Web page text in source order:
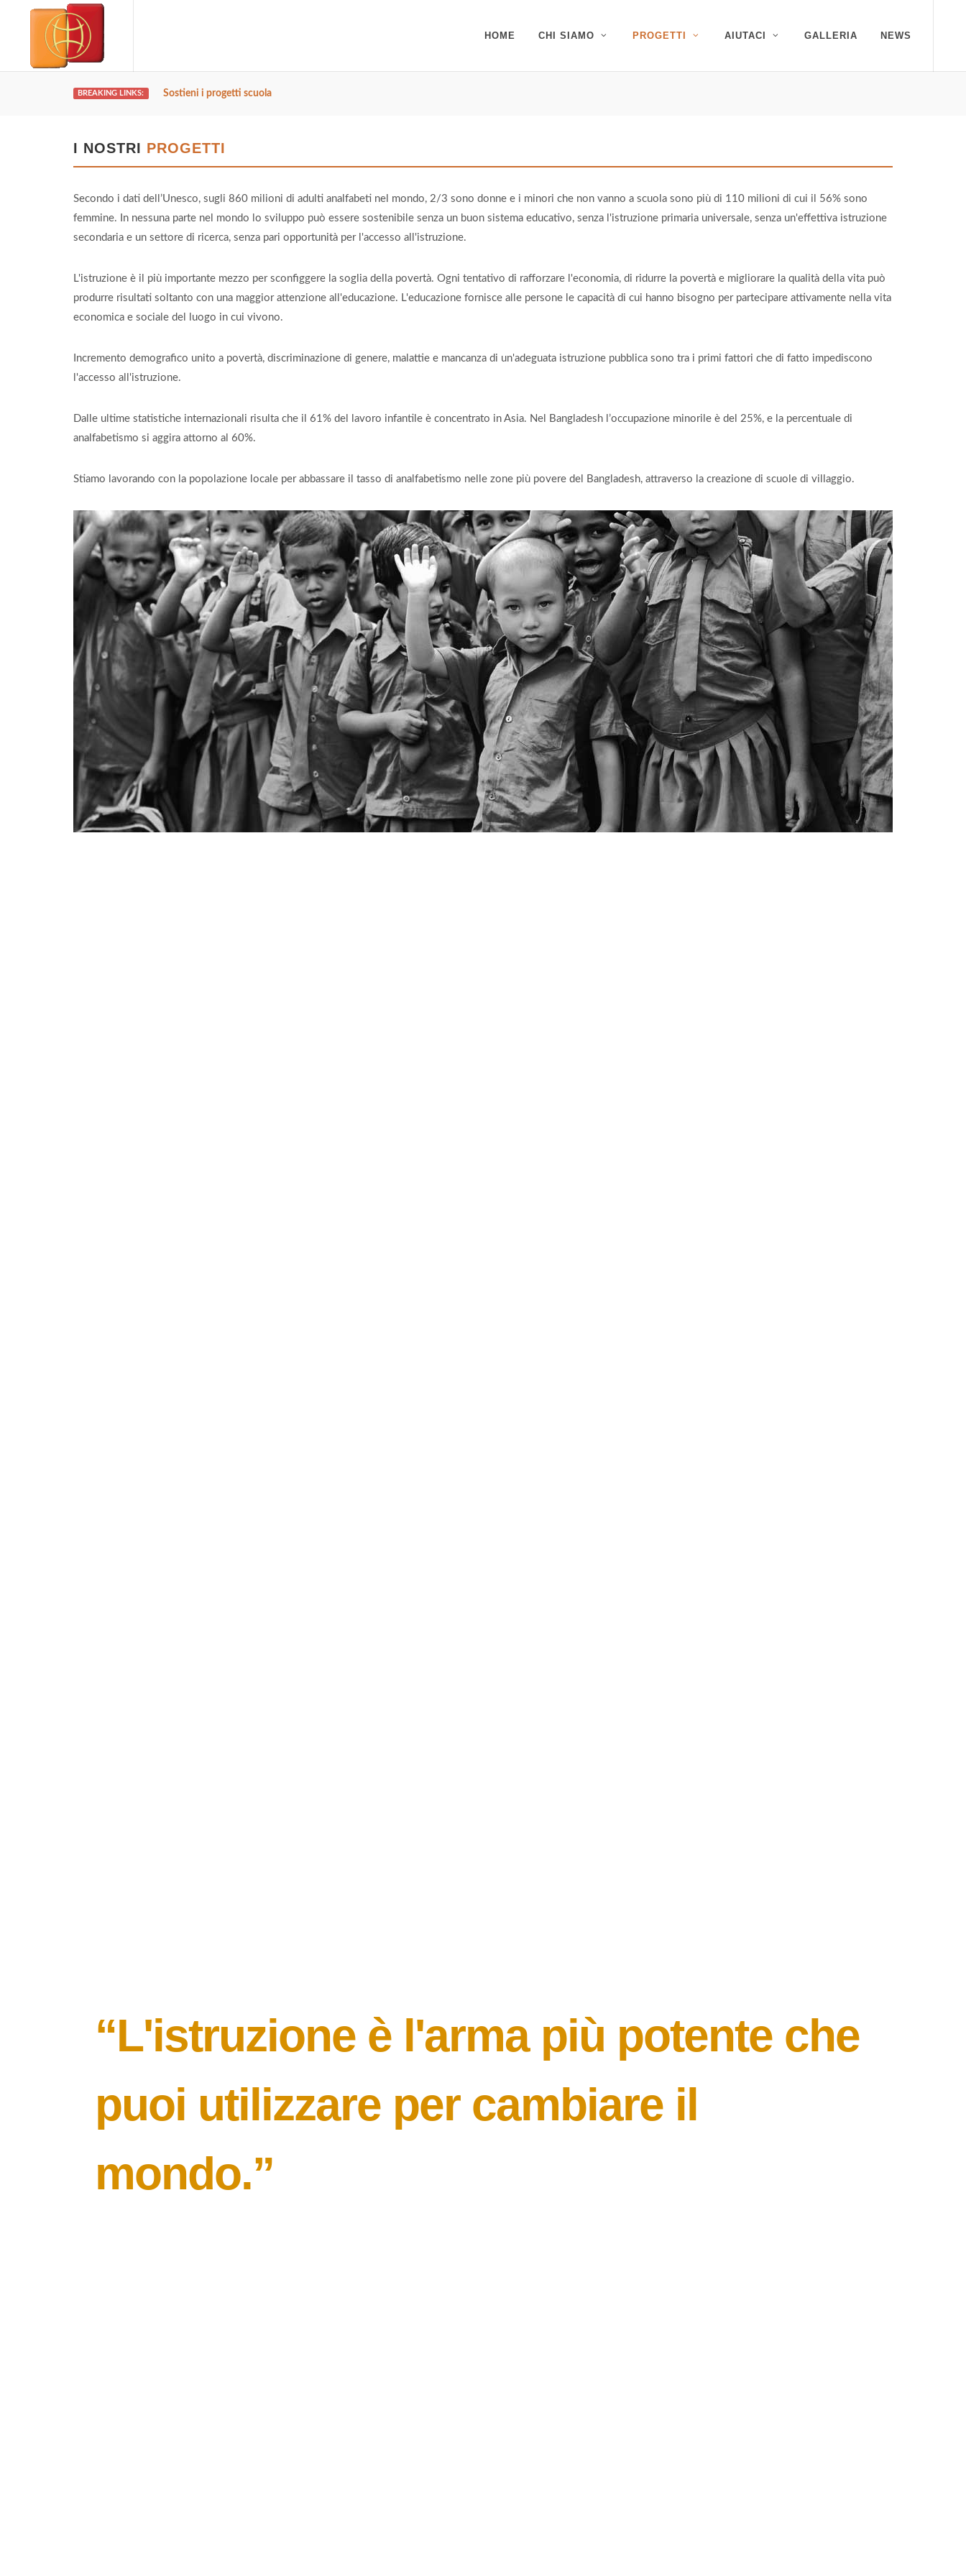
HOME CHI SIAMO PROGETTI AIUTACI GALLERIA NEWS
BREAKING LINKS: Sostieni i progetti scuola
I NOSTRI PROGETTI
Secondo i dati dell’Unesco, sugli 860 milioni di adulti analfabeti nel mondo, 2/3 sono donne e i minori che non vanno a scuola sono più di 110 milioni di cui il 56% sono
femmine. In nessuna parte nel mondo lo sviluppo può essere sostenibile senza un buon sistema educativo, senza l'istruzione primaria universale, senza un'effettiva istruzione
secondaria e un settore di ricerca, senza pari opportunità per l'accesso all'istruzione.
L'istruzione è il più importante mezzo per sconfiggere la soglia della povertà. Ogni tentativo di rafforzare l'economia, di ridurre la povertà e migliorare la qualità della vita può
produrre risultati soltanto con una maggior attenzione all'educazione. L'educazione fornisce alle persone le capacità di cui hanno bisogno per partecipare attivamente nella vita
economica e sociale del luogo in cui vivono.
Incremento demografico unito a povertà, discriminazione di genere, malattie e mancanza di un'adeguata istruzione pubblica sono tra i primi fattori che di fatto impediscono
l'accesso all'istruzione.
Dalle ultime statistiche internazionali risulta che il 61% del lavoro infantile è concentrato in Asia. Nel Bangladesh l’occupazione minorile è del 25%, e la percentuale di
analfabetismo si aggira attorno al 60%.
Stiamo lavorando con la popolazione locale per abbassare il tasso di analfabetismo nelle zone più povere del Bangladesh, attraverso la creazione di scuole di villaggio.
“L'istruzione è l'arma più potente che
puoi utilizzare per cambiare il
mondo.”